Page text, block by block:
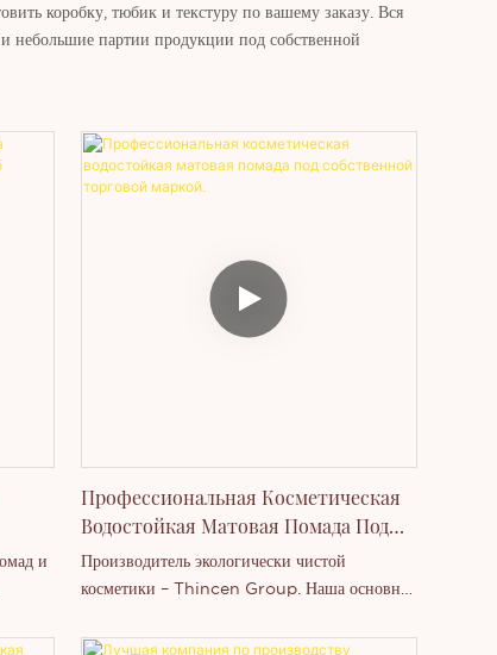
коробку, тюбик и текстуру по вашему заказу. Вся
небольшие партии продукции под собственной
и
Профессиональная Косметическая
Водостойкая Матовая Помада Под
Собственной Торговой Маркой.
Производитель экологически чистой
косметики – Thincen Group. Наша основная
карандаши для губ, палетки теней для век,